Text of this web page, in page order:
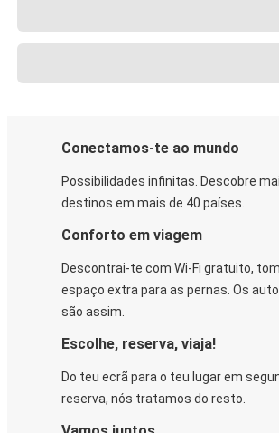
Conectamos-te ao mundo
Possibilidades infinitas. Descobre
destinos em mais de 40 países.
Conforto em viagem
Descontrai-te com Wi-Fi gratuito,
espaço extra para as pernas. Os
são assim.
Escolhe, reserva, viaja!
Do teu ecrã para o teu lugar em
reserva, nós tratamos do resto.